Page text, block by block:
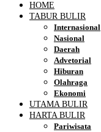
HOME
TABUR BULIR
Internasional
Nasional
Daerah
Advetorial
Hiburan
Olahraga
Ekonomi
UTAMA BULIR
HARTA BULIR
Pariwisata